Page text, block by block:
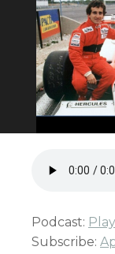
Podcast:
Subscribe: